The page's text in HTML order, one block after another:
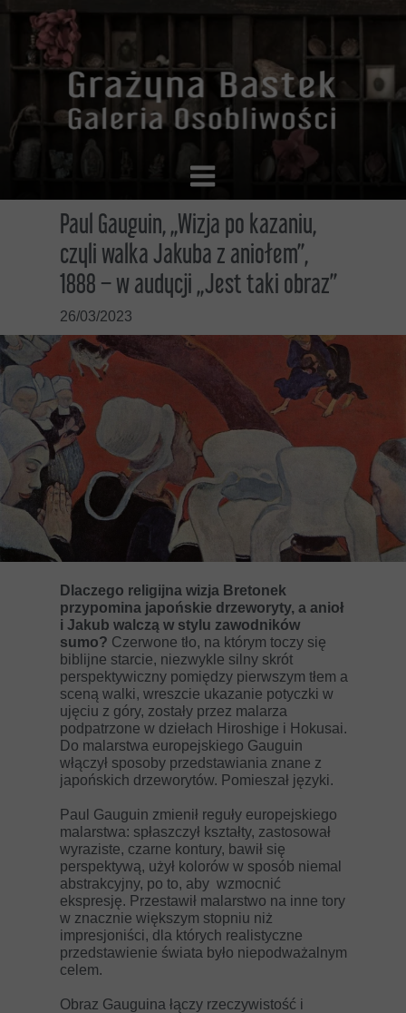
26/03/2023
Paul Gauguin, „Wizja po kazaniu,
czyli walka Jakuba z aniołem”,
1888 – w audycji „Jest taki obraz”
Dlaczego religijna wizja Bretonek
przypomina japońskie drzeworyty, a anioł
i Jakub walczą w stylu zawodników
sumo? Czerwone tło, na którym toczy się
biblijne starcie, niezwykle silny skrót
perspektywiczny pomiędzy pierwszym tłem a
sceną walki, wreszcie ukazanie potyczki w
ujęciu z góry, zostały przez malarza
podpatrzone w dziełach Hiroshige i Hokusai.
Do malarstwa europejskiego Gauguin
włączył sposoby przedstawiania znane z
japońskich drzeworytów. Pomieszał języki.
Paul Gauguin zmienił reguły europejskiego
malarstwa: spłaszczył kształty, zastosował
wyraziste, czarne kontury, bawił się
perspektywą, użył kolorów w sposób niemal
abstrakcyjny, po to, aby wzmocnić
ekspresję. Przestawił malarstwo na inne tory
w znacznie większym stopniu niż
impresjoniści, dla których realistyczne
przedstawienie świata było niepodważalnym
celem.
Obraz Gauguina łączy rzeczywistość i